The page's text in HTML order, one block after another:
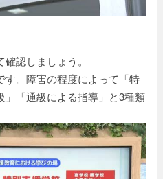
認しましょう。
。障害の程度によって「特
」「通級による指導」と3種類